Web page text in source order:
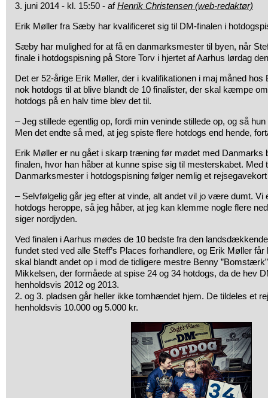
3. juni 2014 - kl. 15:50 - afHenrik Christensen (web-redaktør)
Erik Møller fra Sæby har kvalificeret sig til DM-finalen i
Sæby har mulighed for at få en danmarksmester til byen, når
finale i hotdogspisning på Store Torv i hjertet af Aarhus lørdag
Det er 52-årige Erik Møller, der i kvalifikationen i maj måned
nok hotdogs til at blive blandt de 10 finalister, der skal kæmpe
hotdogs på en halv time blev det til.
– Jeg stillede egentlig op, fordi min veninde stillede op, og så
Men det endte så med, at jeg spiste flere hotdogs end hende,
Erik Møller er nu gået i skarp træning før mødet med Danmarks
finalen, hvor han håber at kunne spise sig til mesterskabet. Med
Danmarksmester i hotdogspisning følger nemlig et
– Selvfølgelig går jeg efter at vinde, alt andet vil jo være dumt. Vi
hotdogs heroppe, så jeg håber, at jeg kan klemme nogle flere
siger nordjyden.
Ved finalen i Aarhus mødes de 10 bedste fra den
fundet sted ved alle Steff’s Places forhandlere, og Erik Møller
skal blandt andet op i mod de tidligere mestre Benny
Mikkelsen, der formåede at spise 24 og 34 hotdogs, da de hev
henholdsvis 2012 og 2013.
2. og 3. pladsen går heller ikke tomhændet hjem. De tildeles et
henholdsvis 10.000 og 5.000 kr.